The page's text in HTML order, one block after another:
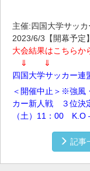
主催:四国大学サッカ
2023/6/3【開幕予定
大会結果はこちらか
⇓
⇓
四国大学サッカー
＜開催中止＞※強風
カー新人戦 ３位決
（土）11：00 K.O
記事